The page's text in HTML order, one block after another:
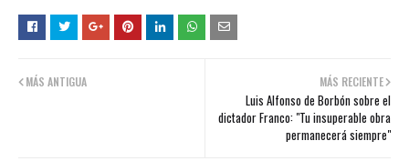
MÁS RECIENTE
Luis Alfonso de Borbón sobre el
dictador Franco: "Tu insuperable obra
permanecerá siempre"
MÁS ANTIGUA